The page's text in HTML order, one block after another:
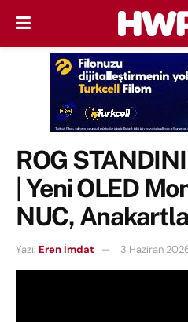
ROG
| Yeni OLED
NUC,
Yazı: Eren İmdat 3 Haziran